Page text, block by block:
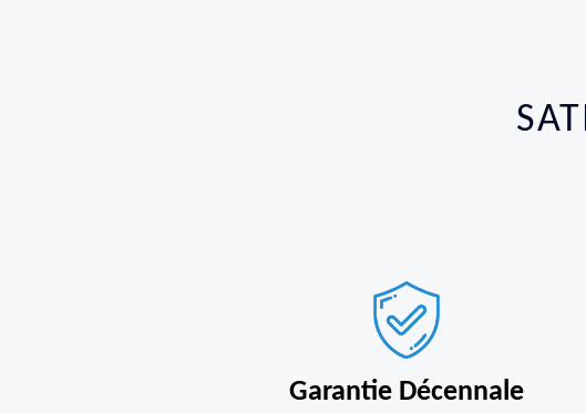
Garantie Décennale